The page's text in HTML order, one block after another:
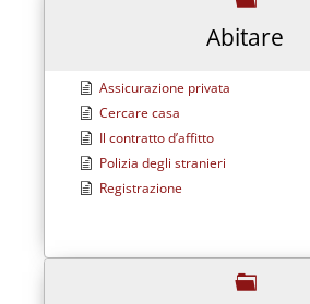
Abitare
Assicurazione privata
Cercare casa
Il contratto d’affitto
Polizia degli stranieri
Registrazione